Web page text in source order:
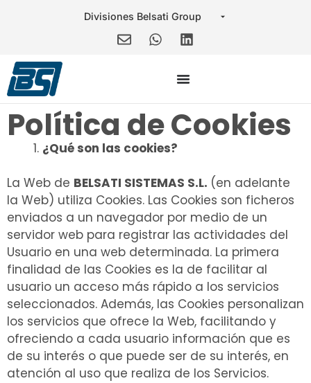
Política de Cookies
¿Qué son las cookies?
La Web de BELSATI SISTEMAS S.L. (en adelante
la Web) utiliza Cookies. Las Cookies son ficheros
enviados a un navegador por medio de un
servidor web para registrar las actividades del
Usuario en una web determinada. La primera
finalidad de las Cookies es la de facilitar al
usuario un acceso más rápido a los servicios
seleccionados. Además, las Cookies personalizan
los servicios que ofrece la Web, facilitando y
ofreciendo a cada usuario información que es
de su interés o que puede ser de su interés, en
atención al uso que realiza de los Servicios.